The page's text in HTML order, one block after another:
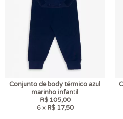
Conjunto de body térmico azul
marinho infantil
R$ 105,00
6 x R$ 17,50